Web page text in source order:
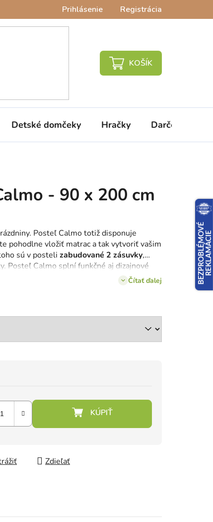
Prihlásenie Registrácia
NÁKUPNÝ
Detské domčeky Hračky Darčeky
- 90 x 200 cm
Posteľ Calmo totiž disponuje
pohodlne vložiť matrac a tak vytvoriť vašim
sú v posteli zabudované 2 zásuvky,
Posteľ Calmo splní funkčné aj dizajnové
Čítať ďalej
Zdieľať